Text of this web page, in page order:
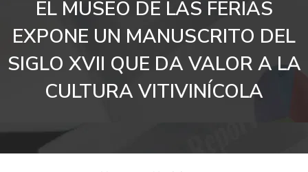
EL MUSEO DE LAS FERIAS
EXPONE UN MANUSCRITO DEL
SIGLO XVII QUE DA VALOR A LA
CULTURA VITIVINÍCOLA